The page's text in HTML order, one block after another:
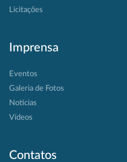
Licitações
Imprensa
Eventos
Galeria de Fotos
Notícias
Vídeos
Contatos